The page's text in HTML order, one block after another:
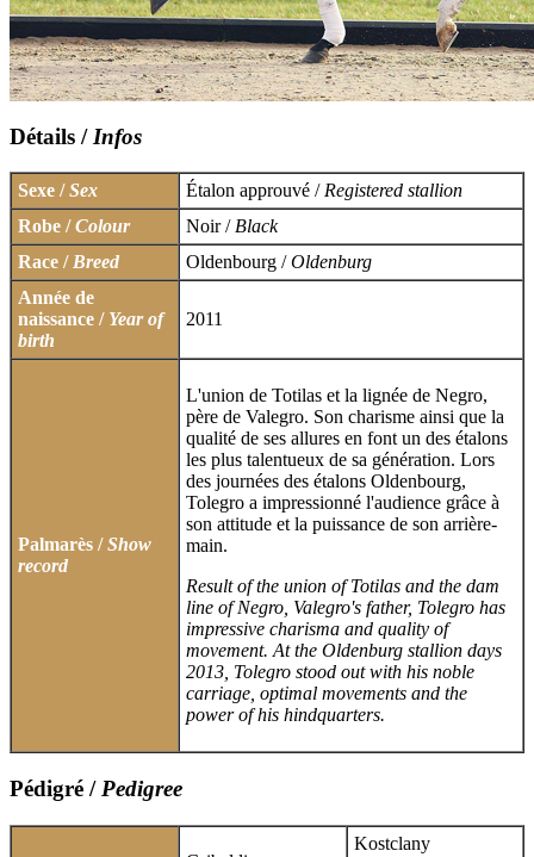
Détails / Infos
Sexe /Sex Étalon approuvé / Registered stallion
Robe /Colour Noir / Black
Race / Breed Oldenbourg /Oldenburg
Année de
naissance / Year of
birth
2011
Palmarès /Show
record
L'union de Totilas et la lignée de Negro,
père de Valegro. Son charisme ainsi que la
qualité de ses allures en font un des étalons
les plus talentueux de sa génération. Lors
des journées des étalons Oldenbourg,
Tolegro a impressionné l'audience grâce à
son attitude et la puissance de son arrière-
main.
Result of the union of Totilas and the dam
line of Negro, Valegro's father, Tolegro has
impressive charisma and quality of
movement. At the Oldenburg stallion days
2013, Tolegro stood out with his noble
carriage, optimal movements and the
power of his hindquarters.
Pédigré / Pedigree
Kostclany